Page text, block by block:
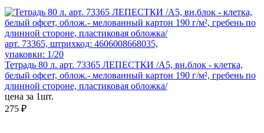
арт. 73365, штрихкод: 4606008668035,
упаковки: 1/20
Тетрадь 80 л. арт. 73365 ЛЕПЕСТКИ /А5, вн.блок - клетка,
белый офсет, облож.- мелованный картон 190 г/м², гребень по
длинной стороне, пластиковая обложка/
цена за 1шт.
275 ₽